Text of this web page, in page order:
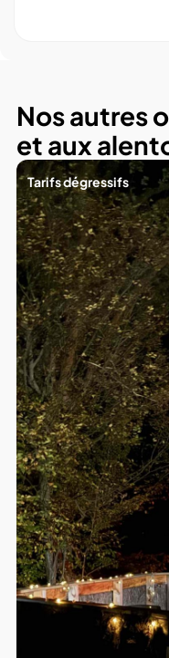
Nos autres
et aux
Tarifs dégressifs